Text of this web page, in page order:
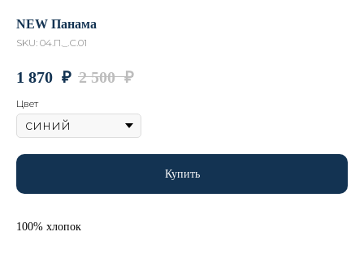
NEW Панама
SKU: 04.П._.С.01
1 870 ₽ 2 500 ₽
Цвет
Купить
100% хлопок